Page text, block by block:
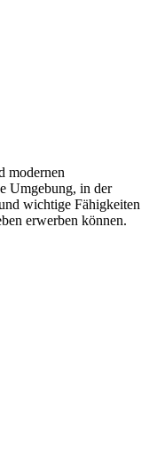
modernen
Umgebung, in der
wichtige Fähigkeiten
erwerben können.